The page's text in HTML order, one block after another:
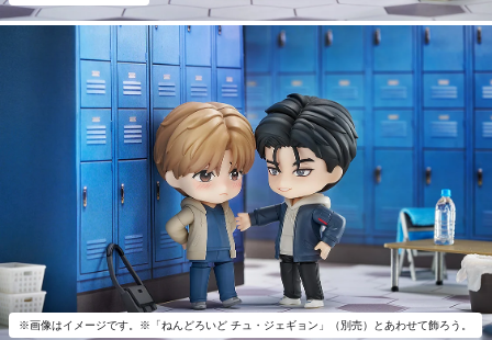
※画像はイメージです。※「ねんどろいど チュ・ジェギョン」（別売）とあわせて飾ろう。